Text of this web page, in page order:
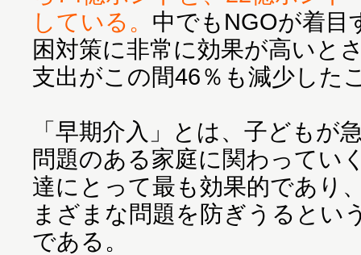
している。 中でもNGOが着目
困対策に非常に効果が高いと
支出がこの間46％も減少した
「早期介入」とは、子どもが
問題のある家庭に関わってい
達にとって最も効果的であり
まざまな問題を防ぎうるとい
である。